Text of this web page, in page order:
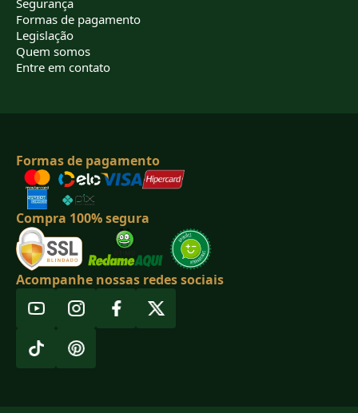
Formas de pagamento
Legislação
Quem somos
Entre em contato
Formas de pagamento
Compra 100% segura
Acompanhe nossas redes sociais